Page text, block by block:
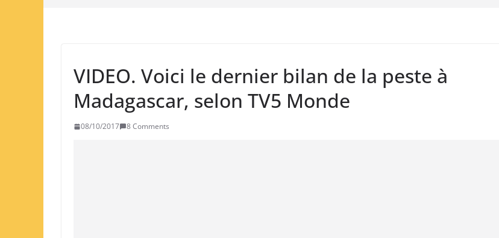
VIDEO. Voici le dernier bilan de la peste à
Madagascar, selon TV5 Monde
08/10/2017 8 Comments